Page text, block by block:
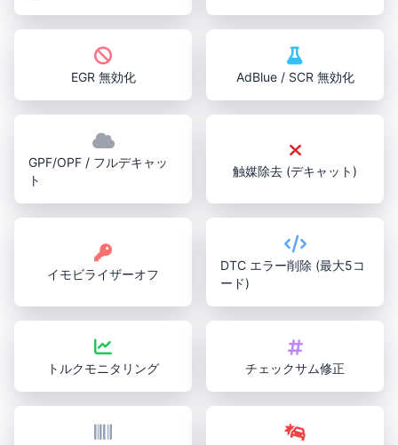
EGR 無効化 AdBlue / SCR 無効化
GPF/OPF / フルデキャッ
ト
触媒除去 (デキャット)
イモビライザーオフ
DTC エラー削除 (最大5コ
ード)
トルクモニタリング チェックサム修正